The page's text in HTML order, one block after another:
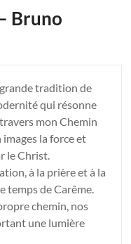
Bruno
tradition de
qui résonne
mon Chemin
images la force et
le Christ.
à la prière et à la
temps de Carême.
chemin, nos
une lumière